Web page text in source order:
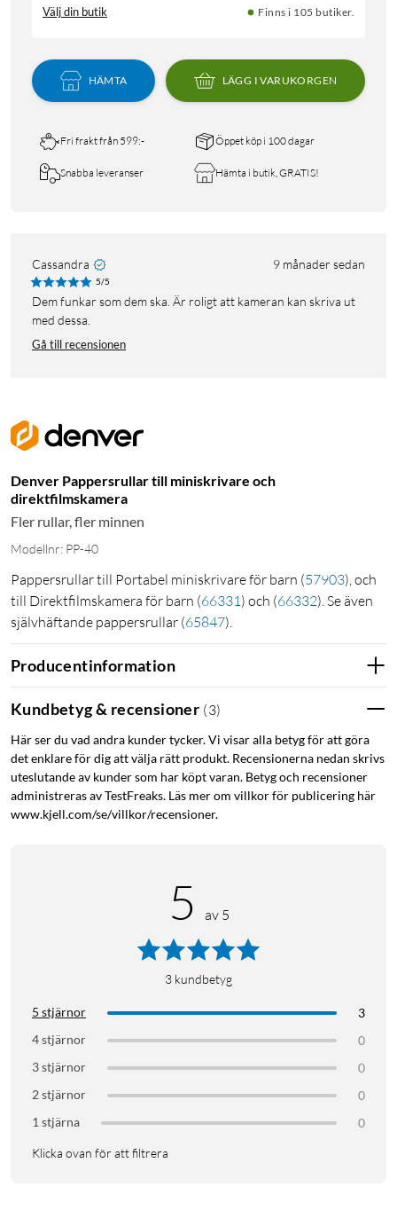
Välj din butik Finns i 105 butiker.
HÄMTA LÄGG I VARUKORGEN
Fri frakt från 599:- Öppet köp i 100 dagar
Snabba leveranser Hämta i butik, GRATIS!
Cassandra 9 månader sedan
5/5
Dem funkar som dem ska. Är roligt att kameran kan skriva ut
med dessa.
Gå till recensionen
Denver Pappersrullar till miniskrivare och
direktfilmskamera
Fler rullar, fler minnen
Modellnr: PP-40
Pappersrullar till Portabel miniskrivare för barn (57903), och
till Direktfilmskamera för barn (66331) och (66332). Se även
självhäftande pappersrullar (65847).
Producentinformation
Kundbetyg & recensioner (3)
Här ser du vad andra kunder tycker. Vi visar alla betyg för att göra
det enklare för dig att välja rätt produkt. Recensionerna nedan skrivs
uteslutande av kunder som har köpt varan. Betyg och recensioner
administreras av TestFreaks. Läs mer om villkor för publicering här
www.kjell.com/se/villkor/recensioner.
5 av 5
3 kundbetyg
5 stjärnor
3
4 stjärnor
0
3 stjärnor
0
2 stjärnor
0
1 stjärna
0
Klicka ovan för att filtrera